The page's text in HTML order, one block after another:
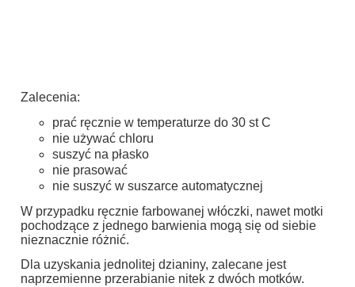
Zalecenia:
prać ręcznie w temperaturze do 30 st C
nie używać chloru
suszyć na płasko
nie prasować
nie suszyć w suszarce automatycznej
W przypadku ręcznie farbowanej włóczki, nawet motki
pochodzące z jednego barwienia mogą się od siebie
nieznacznie różnić.
Dla uzyskania jednolitej dzianiny, zalecane jest
naprzemienne przerabianie nitek z dwóch motków.